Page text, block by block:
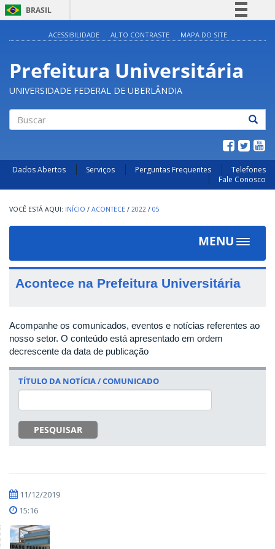
BRASIL
Participe
Acesso à informação
ACESSIBILIDADE ALTO CONTRASTE MAPA DO SITE
Prefeitura Universitária
UNIVERSIDADE FEDERAL DE UBERLÂNDIA
Dados Abertos Serviços Perguntas Frequentes
Telefones
Fale Conosco
INÍCIO / ACONTECE / 2022 / 05
MENU
Toggle
Acontece na Prefeitura Universitária
Acompanhe os comunicados, eventos e notícias referentes ao
nosso setor. O conteúdo está apresentado em ordem
decrescente da data de publicação
TÍTULO DA NOTÍCIA / COMUNICADO
PESQUISAR
11/12/2019
15:16